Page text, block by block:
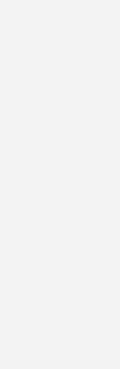
auf Gros der
im vergangenen
Durch den
sich nun die